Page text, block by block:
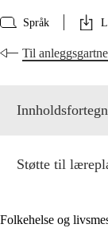
Språk
Til
Støtte til
Folkehelse og